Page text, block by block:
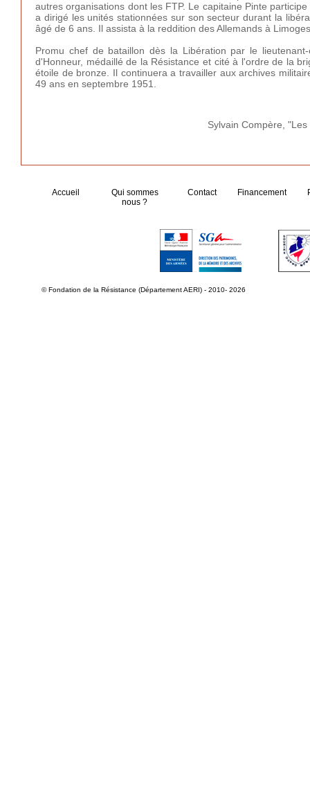
autres organisations dont les FTP. Le capitaine Pinte
a dirigé les unités stationnées sur son secteur durant la
âgé de 6 ans. Il assista à la reddition des Allemands à
Promu chef de bataillon dès la Libération par le
d'Honneur, médaillé de la Résistance et cité à l'ordre de la
étoile de bronze. Il continuera a travailler aux archives
49 ans en septembre 1951.
Sylvain Compère,
Accueil
Qui sommes
nous ?
Contact Financement
© Fondation de la Résistance (Département AERI) - 2010- 2026